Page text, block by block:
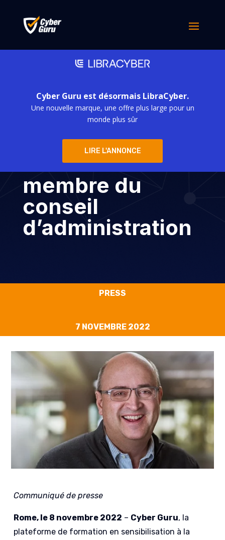
Cyber Guru est désormais LibraCyber.
Une nouvelle marque, une offre plus large pour un
monde plus sûr
LIRE L'ANNONCE
Cyber Guru :
Dave Kellogg
nouveau
membre du
conseil
d’administration
PRESS
7 NOVEMBRE 2022
Communiqué de presse
Rome, le 8 novembre 2022 – Cyber Guru, la
plateforme de formation en sensibilisation à la